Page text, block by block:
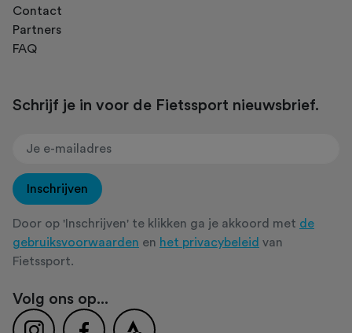
Contact
Partners
FAQ
Schrijf je in voor de Fietssport nieuwsbrief.
Inschrijven
Door op 'Inschrijven' te klikken ga je akkoord met de
gebruiksvoorwaarden en het privacybeleid van
Fietssport.
Volg ons op...